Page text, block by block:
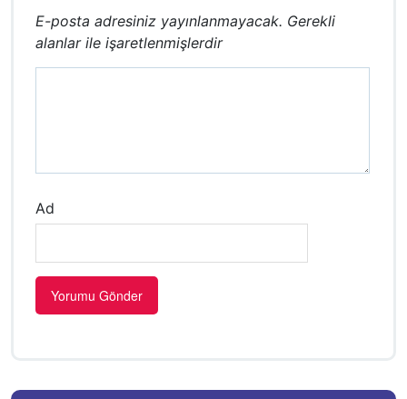
E-posta adresiniz yayınlanmayacak. Gerekli
alanlar ile işaretlenmişlerdir
Ad